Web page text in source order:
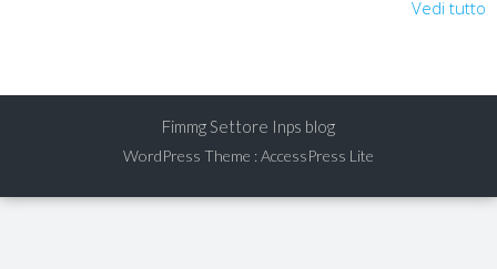
Vedi tutto
Fimmg Settore Inps blog
WordPress Theme :AccessPress Lite